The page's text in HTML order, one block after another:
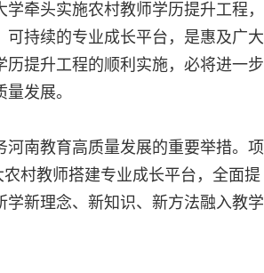
牵头实施农村教师学历提升工程，
持续的专业成长平台，是惠及广大
提升工程的顺利实施，必将进一步
发展。
南教育高质量发展的重要举措。项
村教师搭建专业成长平台，全面提
新理念、新知识、新方法融入教学